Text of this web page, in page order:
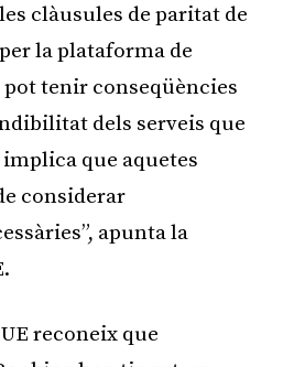
clàusules de paritat de
la plataforma de
tenir conseqüències
dels serveis que
que aquetes
considerar
apunta la
reconeix que